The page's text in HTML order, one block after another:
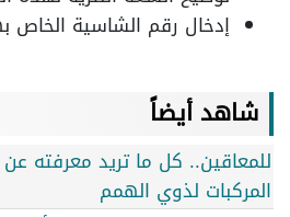
إدخال رقم الشاسية الخاص
شاهد أيضاً
للمعاقين.. كل ما تريد معرفته عن
المركبات لذوي الهمم